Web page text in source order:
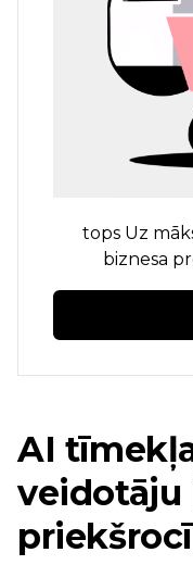
tops Uz
biznesa
AI
veidotāju